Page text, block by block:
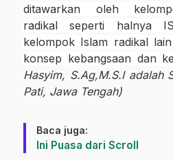
ditawarkan oleh
radikal seperti halnya
kelompok Islam radikal
konsep kebangsaan dan
Hasyim, S.Ag,M.S.I adalah
Pati, Jawa Tengah)
Baca juga:
Ini Puasa dari Scroll